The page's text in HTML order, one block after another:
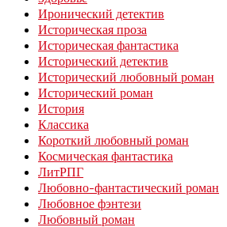
Иронический детектив
Историческая проза
Историческая фантастика
Исторический детектив
Исторический любовный роман
Исторический роман
История
Классика
Короткий любовный роман
Космическая фантастика
ЛитРПГ
Любовно-фантастический роман
Любовное фэнтези
Любовный роман